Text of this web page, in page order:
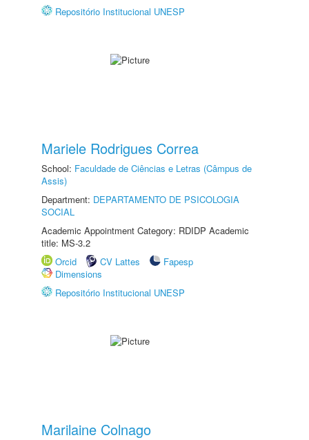
Repositório Institucional UNESP
Mariele Rodrigues Correa
School: Faculdade de Ciências e Letras (Câmpus de
Assis)
Department: DEPARTAMENTO DE PSICOLOGIA
SOCIAL
Academic Appointment Category: RDIDP Academic
title: MS-3.2
Orcid
CV Lattes
Fapesp
Dimensions
Repositório Institucional UNESP
Marilaine Colnago